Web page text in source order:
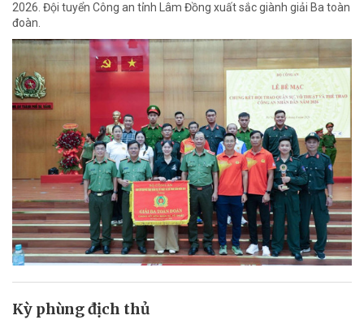
2026. Đội tuyển Công an tỉnh Lâm Đồng xuất sắc giành giải Ba toàn
đoàn.
Kỳ phùng địch thủ